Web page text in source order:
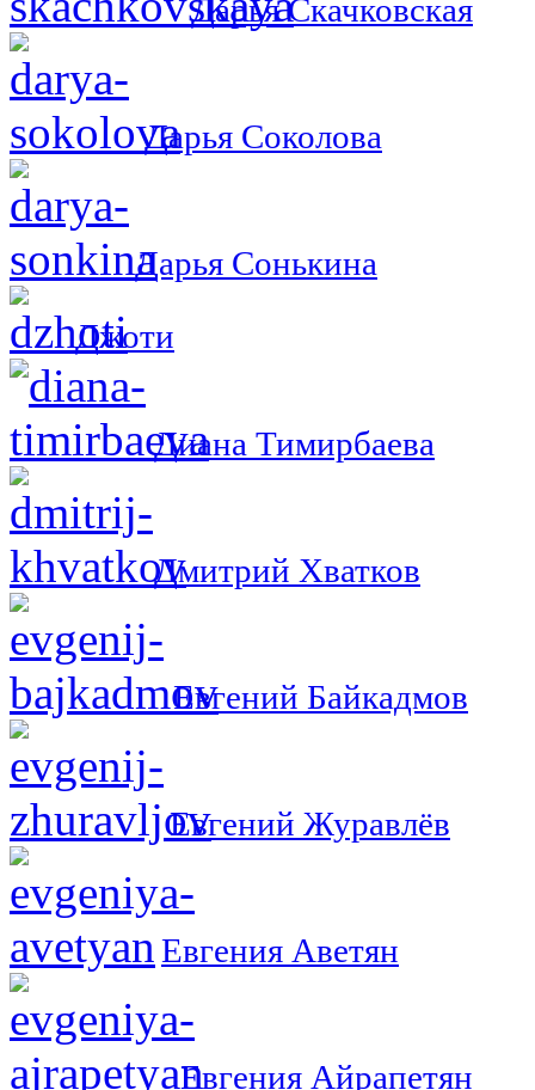
Дарья Скачковская
Дарья Соколова
Дарья Сонькина
Джоти
Диана Тимирбаева
Дмитрий Хватков
Евгений Байкадмов
Евгений Журавлёв
Евгения Аветян
Евгения Айрапетян